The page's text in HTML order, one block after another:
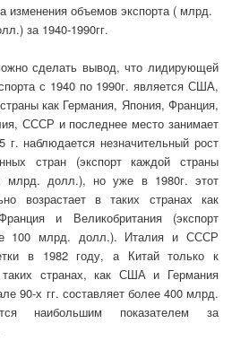
изменения объемов экспорта ( млрд.
за 1940-1990гг.
сделать вывод, что лидирующей
с 1940 по 1990г. является США,
как Германия, Япония, Франция,
СССР и последнее место занимает
наблюдается незначительный рост
стран (экспорт каждой страны
млрд. долл.), но уже в 1980г. этот
возрастает в таких странах как
и Великобритания (экспорт
100 млрд. долл.). Италия и СССР
в 1982 году, а Китай только к
странах, как США и Германия
90-х гг. составляет более 400 млрд.
наибольшим показателем за